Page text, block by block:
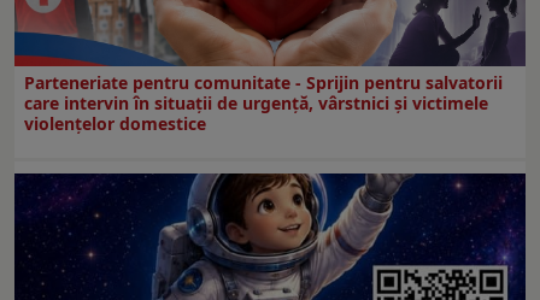
Parteneriate pentru comunitate - Sprijin pentru salvatorii
care intervin în situații de urgență, vârstnici și victimele
violențelor domestice